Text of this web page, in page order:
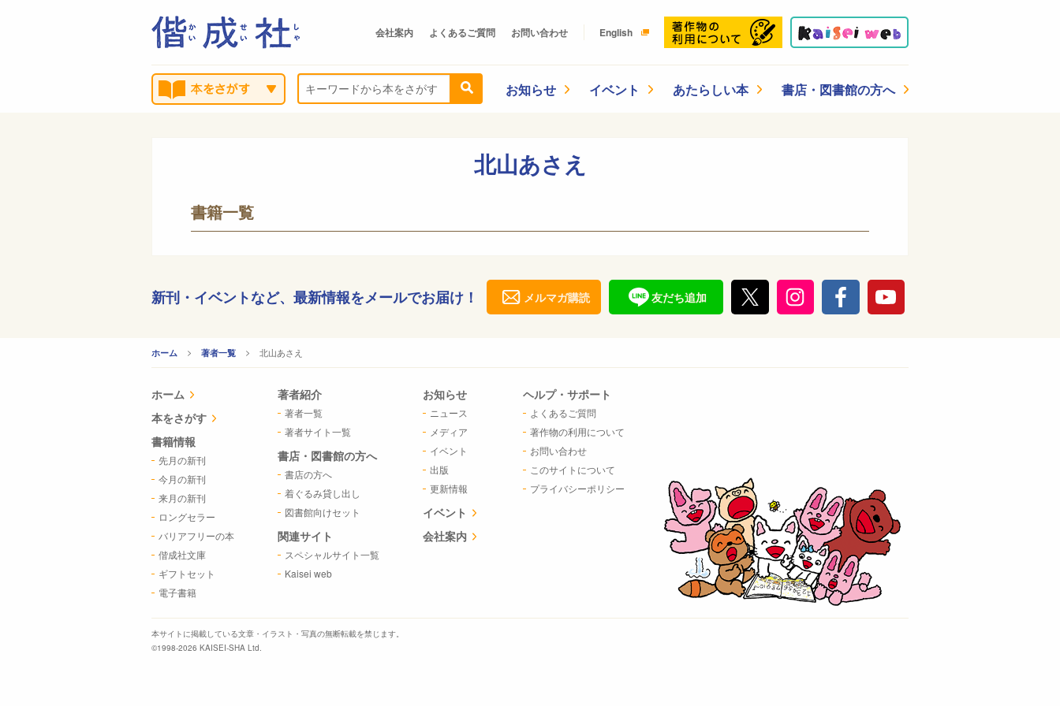
会社案内 よくあるご質問 お問い合わせ English
お知らせ イベント あたらしい本 書店・図書館の方へ
北山あさえ
書籍一覧
新刊・イベントなど、 最新情報をメールでお届け！ メルマガ購読 友だち追加
ホーム 著者一覧 CURRENT:
北山あさえ
ホーム
本をさがす
書籍情報
先月の新刊
今月の新刊
来月の新刊
ロングセラー
バリアフリーの本
偕成社文庫
ギフトセット
電子書籍
著者紹介
著者一覧
著者サイト一覧
書店・図書館の方へ
書店の方へ
着ぐるみ貸し出し
図書館向けセット
関連サイト
スペシャルサイト一覧
Kaisei web
お知らせ
ニュース
メディア
イベント
出版
更新情報
イベント
会社案内
ヘルプ・サポート
よくあるご質問
著作物の利用について
お問い合わせ
このサイトについて
プライバシーポリシー
本サイトに掲載している文章・イラスト・写真の無断転載を禁じます。
©1998-2026 KAISEI-SHA Ltd.